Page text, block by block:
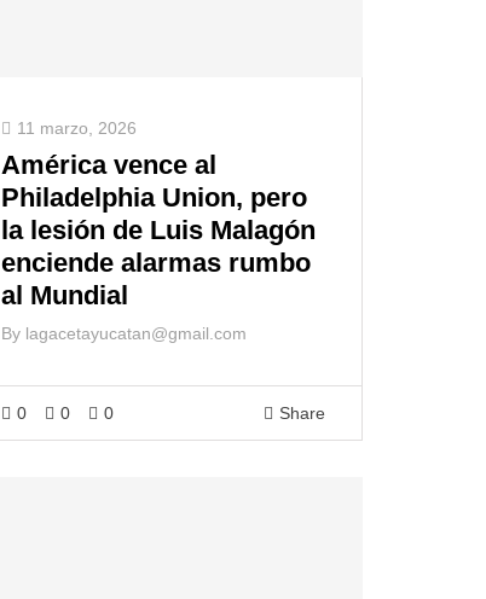
11 marzo, 2026
América vence al
Philadelphia Union, pero
la lesión de Luis Malagón
enciende alarmas rumbo
al Mundial
By lagacetayucatan@gmail.com
0 0 0 Share